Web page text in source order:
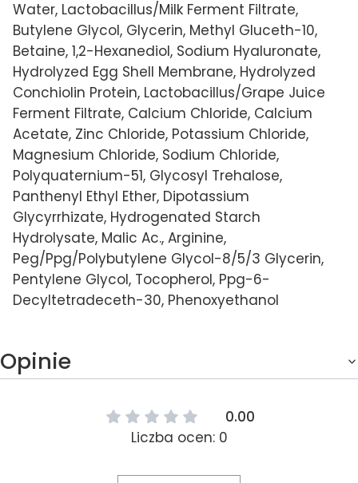
Water, Lactobacillus/Milk Ferment Filtrate,
Butylene Glycol, Glycerin, Methyl Gluceth-10,
Betaine, 1,2-Hexanediol, Sodium Hyaluronate,
Hydrolyzed Egg Shell Membrane, Hydrolyzed
Conchiolin Protein, Lactobacillus/Grape Juice
Ferment Filtrate, Calcium Chloride, Calcium
Acetate, Zinc Chloride, Potassium Chloride,
Magnesium Chloride, Sodium Chloride,
Polyquaternium-51, Glycosyl Trehalose,
Panthenyl Ethyl Ether, Dipotassium
Glycyrrhizate, Hydrogenated Starch
Hydrolysate, Malic Ac., Arginine,
Peg/Ppg/Polybutylene Glycol-8/5/3 Glycerin,
Pentylene Glycol, Tocopherol, Ppg-6-
Decyltetradeceth-30, Phenoxyethanol
Opinie
0.00
Liczba ocen: 0